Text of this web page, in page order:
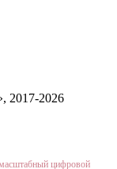
2017-2026
масштабный цифровой